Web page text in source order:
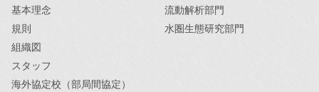
基本理念
規則
組織図
スタッフ
海外協定校（部局間協定）
流動解析部門
水圏生態研究部門